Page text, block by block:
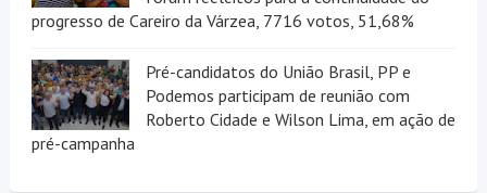
progresso de Careiro da Várzea, 7716 votos, 51,68%
Pré-candidatos do União Brasil, PP e
Podemos participam de reunião com
Roberto Cidade e Wilson Lima, em ação de
pré-campanha